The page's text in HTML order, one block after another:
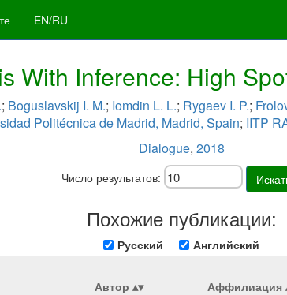
EN/RU
With Inference: High
; Boguslavskij I. M.; Iomdin L. L.; Rygaev I. P.;
Politécnica de Madrid, Madrid, Spain; IITP
Dialogue, 2018
Число результатов:
Похожие публикации:
Русский Английский
Автор Аффилиация